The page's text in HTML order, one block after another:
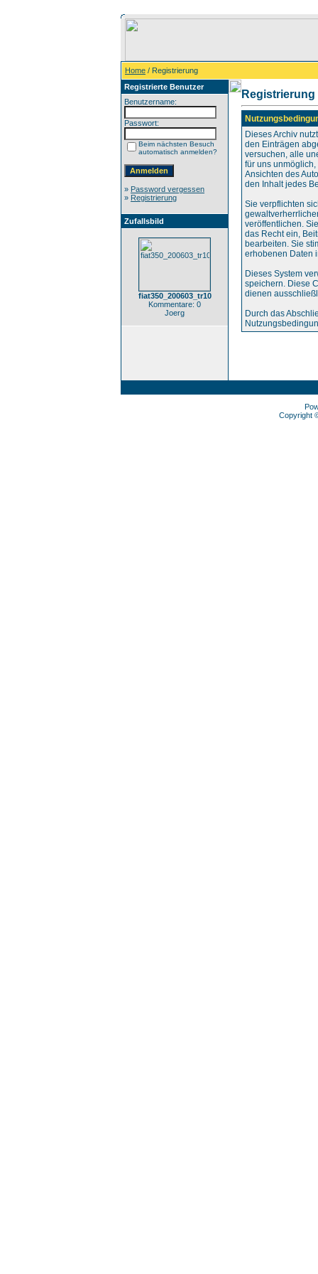
Home / Registrierung
Registrierte Benutzer
Benutzername:
Passwort:
Beim nächsten Besuch
automatisch anmelden?
» Password vergessen
» Registrierung
Zufallsbild
fiat350_200603_tr10
Kommentare: 0
Joerg
Registrierung
Dieses Archiv
den Einträgen
versuchen, alle
für uns
Ansichten des
den Inhalt jedes
Sie verpflichten
veröffentlichen.
das Recht ein,
bearbeiten. Sie
erhobenen Daten
Dieses System
speichern. Diese
dienen
Durch das
Copyright